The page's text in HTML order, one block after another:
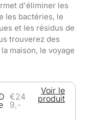
d'éliminer les
les bactéries, le
et les résidus de
trouverez des
maison, le voyage
€24
9,-
Voir le
produit